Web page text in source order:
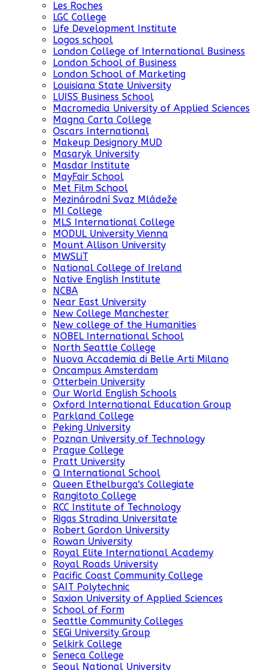
Les Roches
LGC College
Life Development Institute
Logos school
London College of International Business
London School of Business
London School of Marketing
Louisiana State University
LUISS Business School
Macromedia University of Applied Sciences
Magna Carta College
Oscars International
Makeup Designory MUD
Masaryk University
Masdar Institute
MayFair School
Met Film School
Mezinárodní Svaz Mládeže
MI College
MLS International College
MODUL University Vienna
Mount Allison University
MWSLiT
National College of Ireland
Native English Institute
NCBA
Near East University
New College Manchester
New college of the Humanities
NOBEL International School
North Seattle College
Nuova Accademia di Belle Arti Milano
Oncampus Amsterdam
Otterbein University
Our World English Schools
Oxford International Education Group
Parkland College
Peking University
Poznan University of Technology
Prague College
Pratt University
Q International School
Queen Ethelburga's Collegiate
Rangitoto College
RCC Institute of Technology
Rigas Stradina Universitate
Robert Gordon University
Rowan University
Royal Elite International Academy
Royal Roads University
Pacific Coast Community College
SAIT Polytechnic
Saxion University of Applied Sciences
School of Form
Seattle Community Colleges
SEGi University Group
Selkirk College
Seneca College
Seoul National University